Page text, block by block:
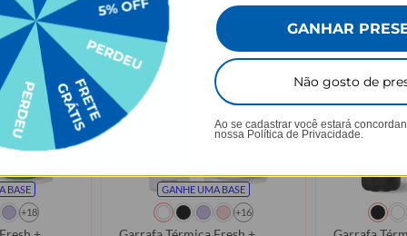
BASE
+18
GANHE UMA BASE
+16
GANHAR
Não gosto de
Ao se cadastrar você estará
nossa Política de Privacidade.